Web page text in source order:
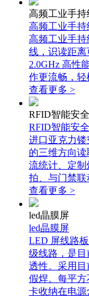
高频工业手持
高频工业手持
高频工业手持
线，识读距离
2.0GHz 高性
作更流畅，轻
查看更多 >
RFID智能安
RFID智能安
进口亚克力
的三维方向
流统计、定
拍、与门禁
查看更多 >
led晶膜屏
led晶膜屏
LED 屏线路
级线路，是
透性。采用
假焊。每平
卡收纳在电